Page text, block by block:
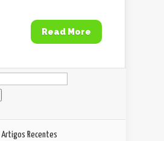
Read More
Artigos Recentes